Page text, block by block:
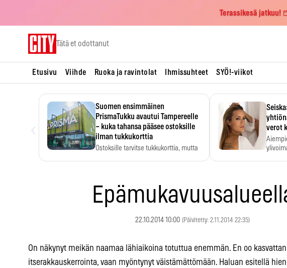
Terassikesä jatkuu!
Tätä et odottanut
Etusivu Viihde Ruoka ja ravintolat Ihmissuhteet SYÖ!-viikot
Suomen ensimmäinen
PrismaTukku avautui Tampereelle
– kuka tahansa pääsee ostoksille
ilman tukkukorttia
Ostoksille tarvitse tukkukorttia, mutta
verot
22.10.2014 10:00 (Päivitetty: 2.11.2014 22:35)
On näkynyt meikän naamaa lähiaikoina totuttua enemmän. En oo
itserakkauskerrointa, vaan myöntynyt väistämättömään. Haluan esitellä